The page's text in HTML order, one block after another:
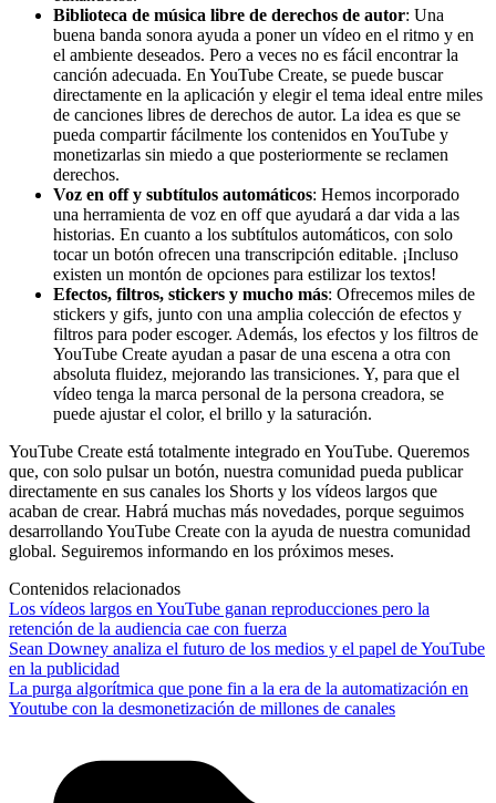
Biblioteca de música libre de derechos de autor: Una
buena banda sonora ayuda a poner un vídeo en el ritmo y en
el ambiente deseados. Pero a veces no es fácil encontrar la
canción adecuada. En YouTube Create, se puede buscar
directamente en la aplicación y elegir el tema ideal entre miles
de canciones libres de derechos de autor. La idea es que se
pueda compartir fácilmente los contenidos en YouTube y
monetizarlas sin miedo a que posteriormente se reclamen
derechos.
Voz en off y subtítulos automáticos: Hemos incorporado
una herramienta de voz en off que ayudará a dar vida a las
historias. En cuanto a los subtítulos automáticos, con solo
tocar un botón ofrecen una transcripción editable. ¡Incluso
existen un montón de opciones para estilizar los textos!
Efectos, filtros, stickers y mucho más: Ofrecemos miles de
stickers y gifs, junto con una amplia colección de efectos y
filtros para poder escoger. Además, los efectos y los filtros de
YouTube Create ayudan a pasar de una escena a otra con
absoluta fluidez, mejorando las transiciones. Y, para que el
vídeo tenga la marca personal de la persona creadora, se
puede ajustar el color, el brillo y la saturación.
YouTube Create está totalmente integrado en YouTube. Queremos
que, con solo pulsar un botón, nuestra comunidad pueda publicar
directamente en sus canales los Shorts y los vídeos largos que
acaban de crear. Habrá muchas más novedades, porque seguimos
desarrollando YouTube Create con la ayuda de nuestra comunidad
global. Seguiremos informando en los próximos meses.
Contenidos relacionados
Los vídeos largos en YouTube ganan reproducciones pero la
retención de la audiencia cae con fuerza
Sean Downey analiza el futuro de los medios y el papel de YouTube
en la publicidad
La purga algorítmica que pone fin a la era de la automatización en
Youtube con la desmonetización de millones de canales